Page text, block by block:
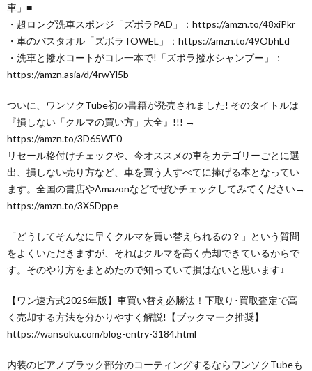
車」■
・超ロング洗車スポンジ「ズボラPAD」：https://amzn.to/48xiPkr
・車のバスタオル「ズボラTOWEL」：https://amzn.to/49ObhLd
・洗車と撥水コートがコレ一本で!「ズボラ撥水シャンプー」：
https://amzn.asia/d/4rwYl5b
ついに、ワンソクTube初の書籍が発売されました! そのタイトルは
『損しない「クルマの買い方」大全』!!! →
https://amzn.to/3D65WE0
リセール格付けチェックや、今オススメの車をカテゴリーごとに選
出、損しない売り方など、車を買う人すべてに捧げる本となってい
ます。全国の書店やAmazonなどでぜひチェックしてみてください→
https://amzn.to/3X5Dppe
「どうしてそんなに早くクルマを買い替えられるの？」という質問
をよくいただきますが、それはクルマを高く売却できているからで
す。そのやり方をまとめたので知っていて損はないと思います↓
【ワン速方式2025年版】車買い替え必勝法！下取り･買取査定で高
く売却する方法を分かりやすく解説!【ブックマーク推奨】
https://wansoku.com/blog-entry-3184.html
内装のピアノブラック部分のコーティングするならワンソクTubeも